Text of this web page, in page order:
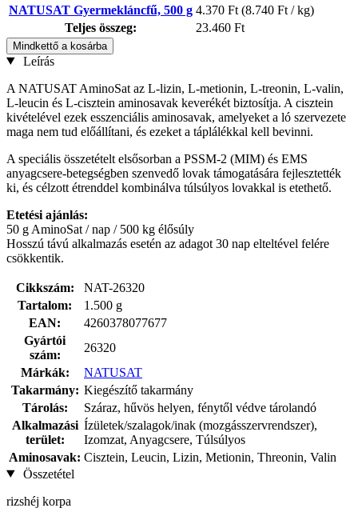
NATUSAT Gyermekláncfű, 500 g 4.370 Ft (8.740 Ft / kg)
Teljes összeg:
23.460 Ft
Mindkettő a kosárba
Leírás
A NATUSAT AminoSat az L-lizin, L-metionin, L-treonin, L-valin,
L-leucin és L-cisztein aminosavak keverékét biztosítja. A cisztein
kivételével ezek esszenciális aminosavak, amelyeket a ló szervezete
maga nem tud előállítani, és ezeket a táplálékkal kell bevinni.
A speciális összetételt elsősorban a PSSM-2 (MIM) és EMS
anyagcsere-betegségben szenvedő lovak támogatására fejlesztették
ki, és célzott étrenddel kombinálva túlsúlyos lovakkal is etethető.
Etetési ajánlás:
50 g AminoSat / nap / 500 kg élősúly
Hosszú távú alkalmazás esetén az adagot 30 nap elteltével felére
csökkentik.
Cikkszám:
NAT-26320
Tartalom:
1.500 g
EAN:
4260378077677
Gyártói
szám:
26320
Márkák:
NATUSAT
Takarmány: Kiegészítő takarmány
Tárolás:
Száraz, hűvös helyen, fénytől védve tárolandó
Alkalmazási
terület:
Ízületek/szalagok/inak (mozgásszervrendszer),
Izomzat, Anyagcsere, Túlsúlyos
Aminosavak: Cisztein, Leucin, Lizin, Metionin, Threonin, Valin
Összetétel
rizshéj korpa